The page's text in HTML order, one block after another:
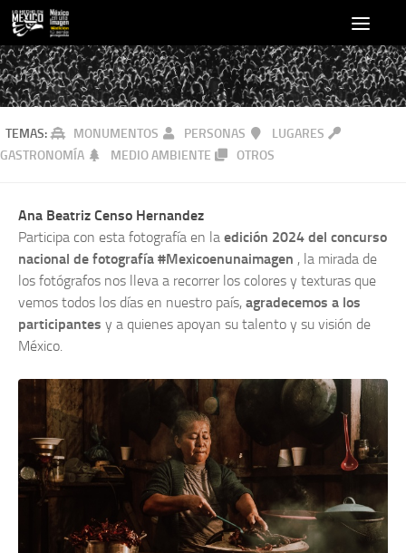
TEMAS: MONUMENTOS PERSONAS
LUGARES
GASTRONOMÍA
MEDIO AMBIENTE OTROS
Ana Beatriz Censo Hernandez
Participa con esta fotografía en la edición 2024 del concurso
nacional de fotografía #Mexicoenunaimagen , la mirada de
los fotógrafos nos lleva a recorrer los colores y texturas que
vemos todos los días en nuestro país, agradecemos a los
participantes y a quienes apoyan su talento y su visión de
México.